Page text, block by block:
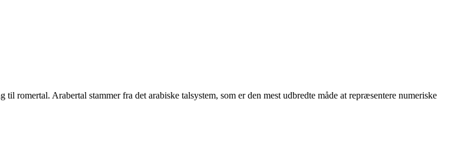
Arabertal stammer fra det arabiske talsystem, som er den mest udbredte måde at repræsentere numeriske